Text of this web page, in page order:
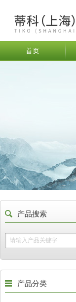
首页
产品搜索
产品分类